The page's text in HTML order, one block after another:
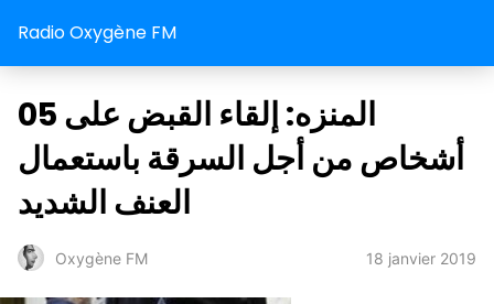
Radio Oxygène FM
المنزه: إلقاء القبض على 05
أشخاص من أجل السرقة باستعمال
العنف الشديد
Oxygène FM 18 janvier 2019